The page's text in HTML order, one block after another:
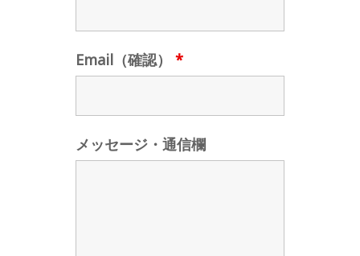
Email（確認） *
メッセージ・通信欄